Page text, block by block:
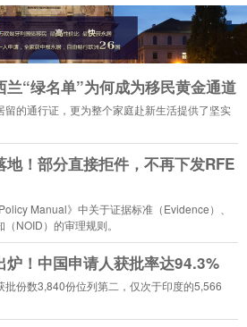
“绿名单”为何成为移民黄金通道
的通行证，更为整个家庭赴新生活提供了坚实
地！部分直接拒件，不再下发RFE
Manual》中关于证据标准（Evidence）、
NOID）的审理规则。
炉！中国申请人获批率达94.3%
份数3,840份位列第二，仅次于印度的5,566